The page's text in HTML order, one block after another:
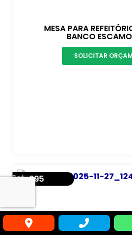
MESA PARA
BANCO
SOLICITAR
Ref. 295